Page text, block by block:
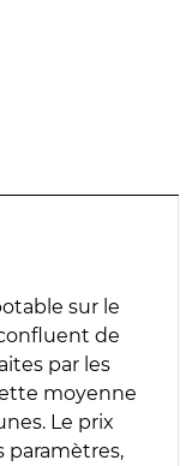
sur le
de
par les
moyenne
Le prix
paramètres,